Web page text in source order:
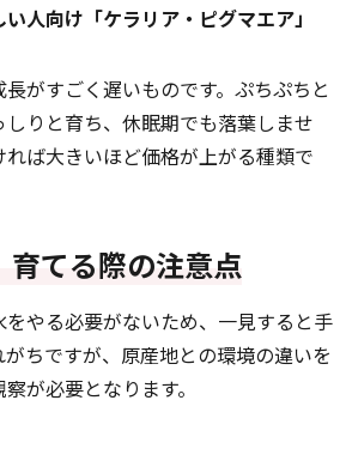
人向け「ケラリア・ピグマエア」
がすごく遅いものです。ぷちぷちと
しりと育ち、休眠期でも落葉しませ
ば大きいほど価格が上がる種類で
育てる際の注意点
やる必要がないため、一見すると手
ちですが、原産地との環境の違いを
が必要となります。